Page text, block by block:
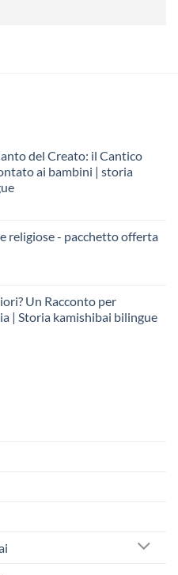
del Creato: il Cantico
ai bambini | storia
religiose - pacchetto offerta
Un Racconto per
| Storia kamishibai bilingue